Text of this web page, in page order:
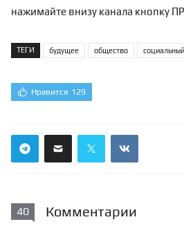
нажимайте внизу канала кнопку
ТЕГИ будущее общество
Нравится 129
40 Комментарии